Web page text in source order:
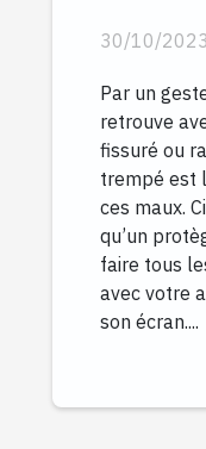
30/10/
Par un
retrouve
fissuré ou
trempé est
ces maux.
qu’un
faire tous
avec votre
son écran....